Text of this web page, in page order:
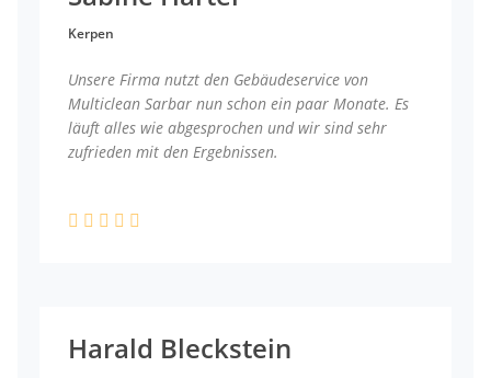
Kerpen
Unsere Firma nutzt den Gebäudeservice von
Multiclean Sarbar nun schon ein paar Monate. Es
läuft alles wie abgesprochen und wir sind sehr
zufrieden mit den Ergebnissen.
Harald Bleckstein